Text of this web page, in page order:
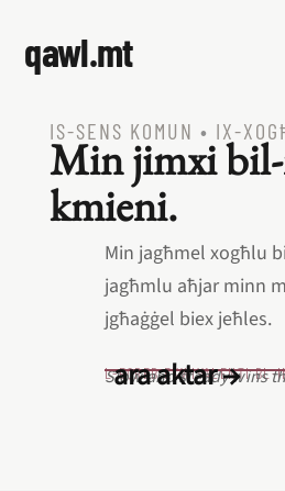
qawl.mt
IS‑SENS KOMUN •
Min jimxi
kmieni.
Min jagħmel xogħlu
jagħmlu aħjar minn
jgħaġġel biex jeħles.
L‑EQREB EKWIVALENTI
Slow and steady wins
ara aktar →